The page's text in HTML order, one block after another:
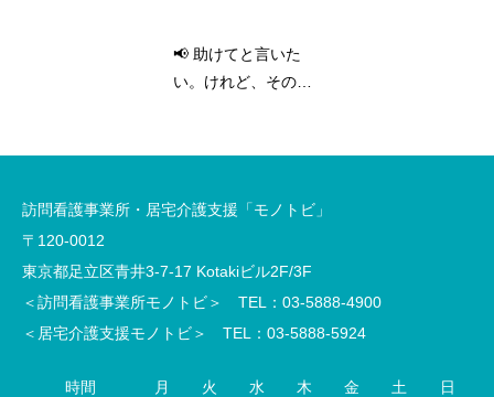
📢 助けてと言いた
い。けれど、その
訪問看護事業所・居宅介護支援「モノトビ」
〒120-0012
東京都足立区青井3-7-17 Kotakiビル2F/3F
＜訪問看護事業所モノトビ＞ TEL：03-5888-4900
＜居宅介護支援モノトビ＞ TEL：03-5888-5924
時間 月 火 水 木 金 土 日